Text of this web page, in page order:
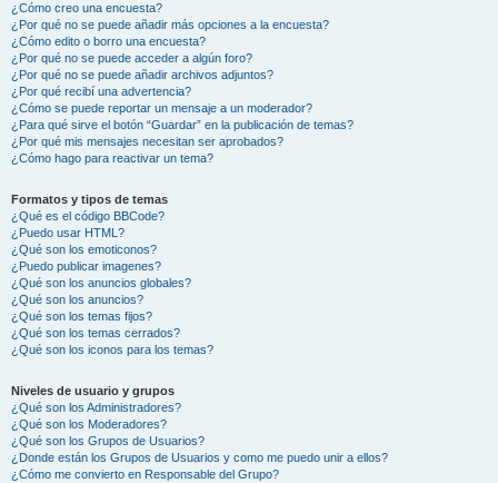
¿Cómo creo una encuesta?
¿Por qué no se puede añadir más opciones a la encuesta?
¿Cómo edito o borro una encuesta?
¿Por qué no se puede acceder a algún foro?
¿Por qué no se puede añadir archivos adjuntos?
¿Por qué recibí una advertencia?
¿Cómo se puede reportar un mensaje a un moderador?
¿Para qué sirve el botón “Guardar” en la publicación de temas?
¿Por qué mis mensajes necesitan ser aprobados?
¿Cómo hago para reactivar un tema?
Formatos y tipos de temas
¿Qué es el código BBCode?
¿Puedo usar HTML?
¿Qué son los emoticonos?
¿Puedo publicar imagenes?
¿Qué son los anuncios globales?
¿Qué son los anuncios?
¿Qué son los temas fijos?
¿Qué son los temas cerrados?
¿Qué son los iconos para los temas?
Niveles de usuario y grupos
¿Qué son los Administradores?
¿Qué son los Moderadores?
¿Qué son los Grupos de Usuarios?
¿Donde están los Grupos de Usuarios y como me puedo unir a ellos?
¿Cómo me convierto en Responsable del Grupo?